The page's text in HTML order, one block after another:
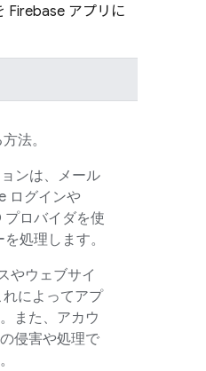
Firebase アプリに
法。
ンは、メール
ログインや
ロバイダを使
処理します。
やウェブサイ
によってアプ
また、アカウ
侵害や処理で